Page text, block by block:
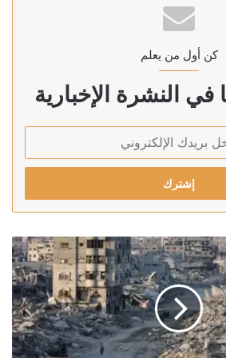
كن أول من يعلم
في النشرة الإخبارية